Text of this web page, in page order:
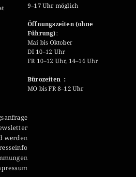
9–17 Uhr möglich
Öffnungszeiten (ohne
Führung):
Mai bis Oktober
DI 10–12 Uhr
FR 10–12 Uhr, 14–16 Uhr
Bürozeiten :
MO bis FR 8–12 Uhr
werden